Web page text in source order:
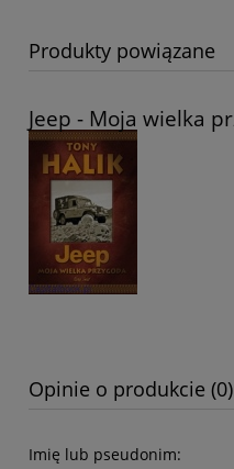
Produkty powiązane
Jeep - Moja wielka
Opinie o produkcie (0)
Imię lub pseudonim: